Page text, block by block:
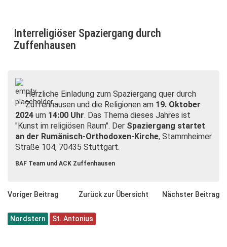
Interreligiöser Spaziergang durch
Zuffenhausen
Herzliche Einladung zum Spaziergang quer durch
Zuffenhausen und die Religionen am 19. Oktober
2024 um 14:00 Uhr. Das Thema dieses Jahres ist
"Kunst im religiösen Raum". Der Spaziergang startet
an der Rumänisch-Orthodoxen-Kirche, Stammheimer
Straße 104, 70435 Stuttgart.
BAF Team und ACK Zuffenhausen
Voriger Beitrag Zurück zur Übersicht Nächster Beitrag
Nordstern St. Antonius